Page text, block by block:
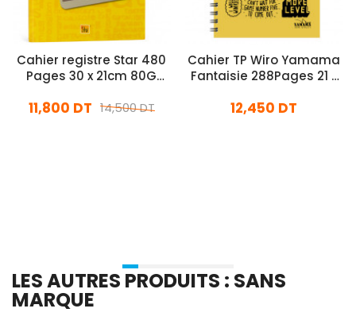
Cahier registre Star 480
Pages 30 x 21cm 80G
14,500 DT
11,800 DT
Cahier TP Wiro Yamama
Fantaisie 288Pages 21 x
12,450 DT
LES AUTRES PRODUITS : SANS
MARQUE